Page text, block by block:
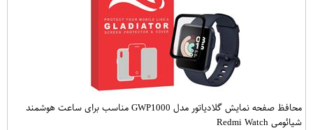
محافظ صفحه نمایش گلادیاتور مدل GWP1000 مناسب برای ساعت هوشمند
شیائومی Redmi Watch